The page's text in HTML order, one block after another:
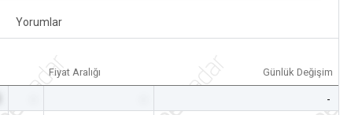
Yorumlar
Fiyat Aralığı Günlük Değişim
-